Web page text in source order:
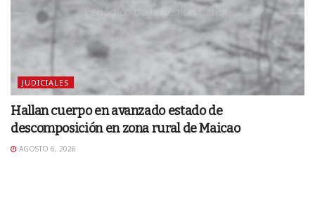
JUDICIALES
Hallan cuerpo en avanzado estado de
descomposición en zona rural de Maicao
AGOSTO 6, 2026